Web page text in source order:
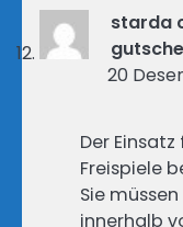
starda
20
Der
Freispiele
Sie
innerhalb